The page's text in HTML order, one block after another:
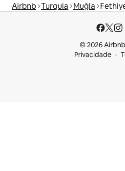
Airbnb Turquia Muğla
© 2026
Privacidade